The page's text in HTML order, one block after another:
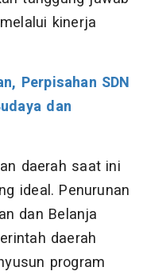
kinerja
Perpisahan SDN
dan
daerah saat ini
ideal. Penurunan
dan Belanja
daerah
program